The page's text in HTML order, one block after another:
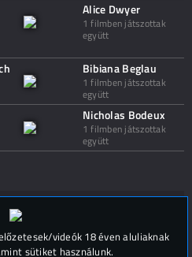
Alice Dwyer
1 filmben játszottak
együtt
Bibiana Beglau
1 filmben játszottak
együtt
Nicholas Bodeux
1 filmben játszottak
együtt
(
videók 18 éven aluliaknak
sütiket használunk.